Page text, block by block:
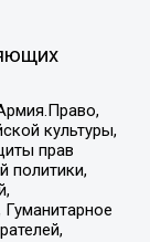
культуры,
прав
политики,